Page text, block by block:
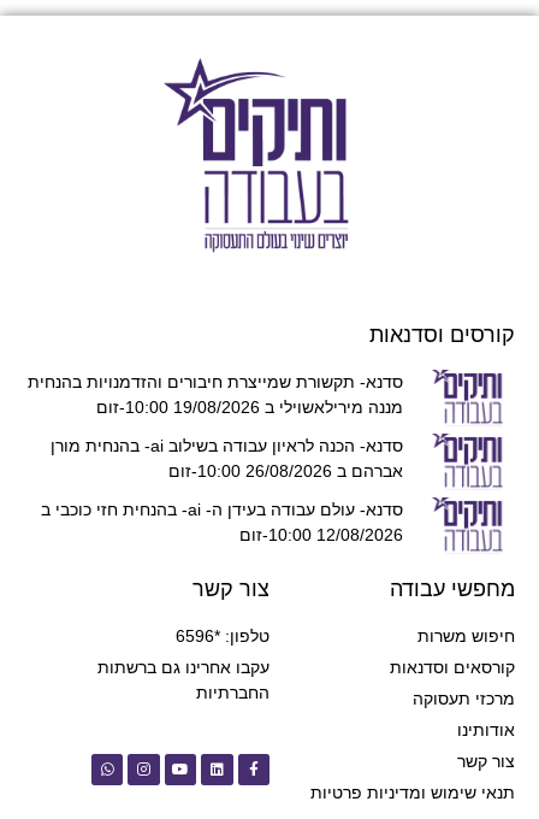
קורסים וסדנאות
סדנא- תקשורת שמייצרת חיבורים והזדמנויות בהנחית
מננה מירילאשוילי ב 19/08/2026 10:00-זום
סדנא- הכנה לראיון עבודה בשילוב ai- בהנחית מורן
אברהם ב 26/08/2026 10:00-זום
סדנא- עולם עבודה בעידן ה- ai- בהנחית חזי כוכבי ב
12/08/2026 10:00-זום
מחפשי עבודה
חיפוש משרות
קורסאים וסדנאות
מרכזי תעסוקה
אודותינו
צור קשר
תנאי שימוש ומדיניות פרטיות
צור קשר
טלפון: *6596
עקבו אחרינו גם ברשתות
החברתיות